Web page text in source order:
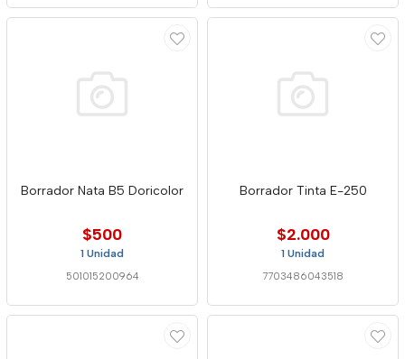
Borrador Nata B5 Doricolor
$500
1 Unidad
501015200964
Borrador Tinta E-250
$2.000
1 Unidad
7703486043518